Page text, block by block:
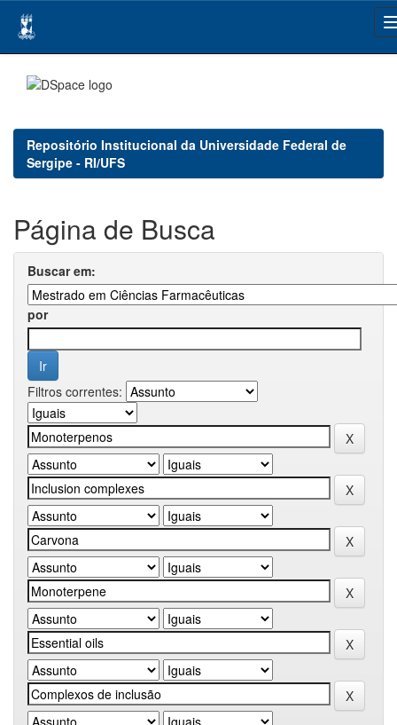
navigation
Repositório Institucional da Universidade Federal de
Sergipe - RI/UFS
Página de Busca
Buscar em:
por
Filtros correntes: